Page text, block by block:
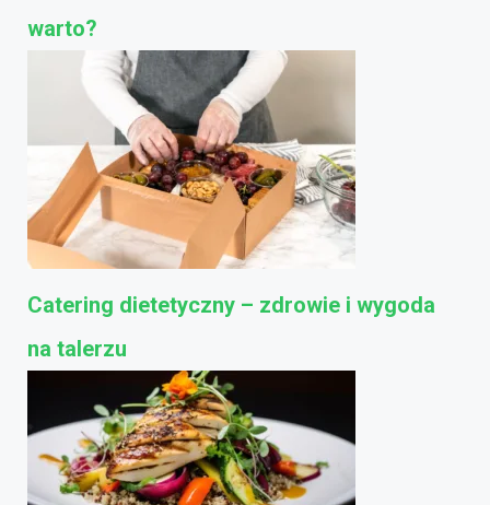
warto?
Catering dietetyczny – zdrowie i wygoda
na talerzu